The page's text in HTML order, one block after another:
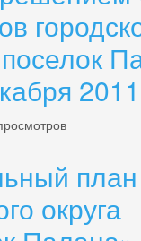
план
округа